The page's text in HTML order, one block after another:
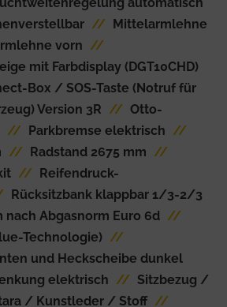
// Mittelarmlehne
vorn //
mit Farbdisplay (DGT10CHD)
Box / SOS-Taste (Notruf für
Version 3R // Otto-
// Parkbremse elektrisch //
// Radstand 2675 mm //
// Reifendruck-
Rücksitzbank klappbar 1/3-2/3
nach Abgasnorm Euro 6d //
Technologie) //
und Heckscheibe dunkel
elektrisch // Sitzbezug /
/ Kunstleder / Stoff //